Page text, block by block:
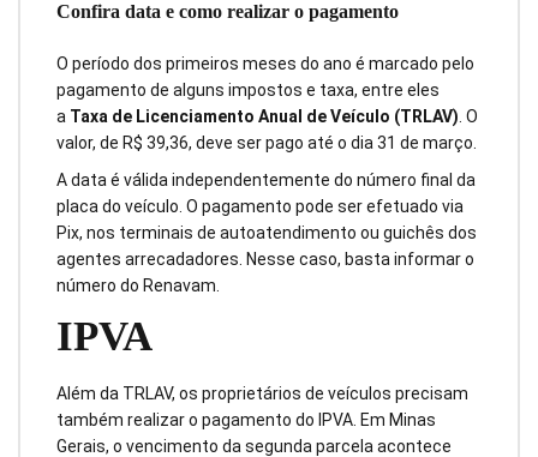
Confira data e como realizar o pagamento
O período dos primeiros meses do ano é marcado pelo
pagamento de alguns impostos e taxa, entre eles
a Taxa de Licenciamento Anual de Veículo (TRLAV). O
valor, de R$ 39,36, deve ser pago até o dia 31 de março.
A data é válida independentemente do número final da
placa do veículo. O pagamento pode ser efetuado via
Pix, nos terminais de autoatendimento ou guichês dos
agentes arrecadadores. Nesse caso, basta informar o
número do Renavam.
IPVA
Além da TRLAV, os proprietários de veículos precisam
também realizar o pagamento do IPVA. Em Minas
Gerais, o vencimento da segunda parcela acontece